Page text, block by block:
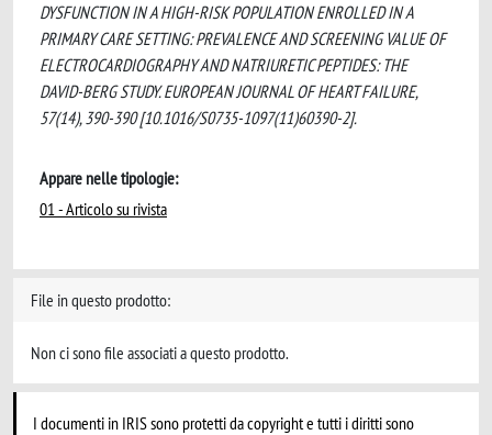
DYSFUNCTION IN A HIGH-RISK POPULATION ENROLLED IN A
PRIMARY CARE SETTING: PREVALENCE AND SCREENING VALUE OF
ELECTROCARDIOGRAPHY AND NATRIURETIC PEPTIDES: THE
DAVID-BERG STUDY. EUROPEAN JOURNAL OF HEART FAILURE,
57(14), 390-390 [10.1016/S0735-1097(11)60390-2].
Appare nelle tipologie:
01 - Articolo su rivista
File in questo prodotto:
Non ci sono file associati a questo prodotto.
I documenti in IRIS sono protetti da copyright e tutti i diritti sono